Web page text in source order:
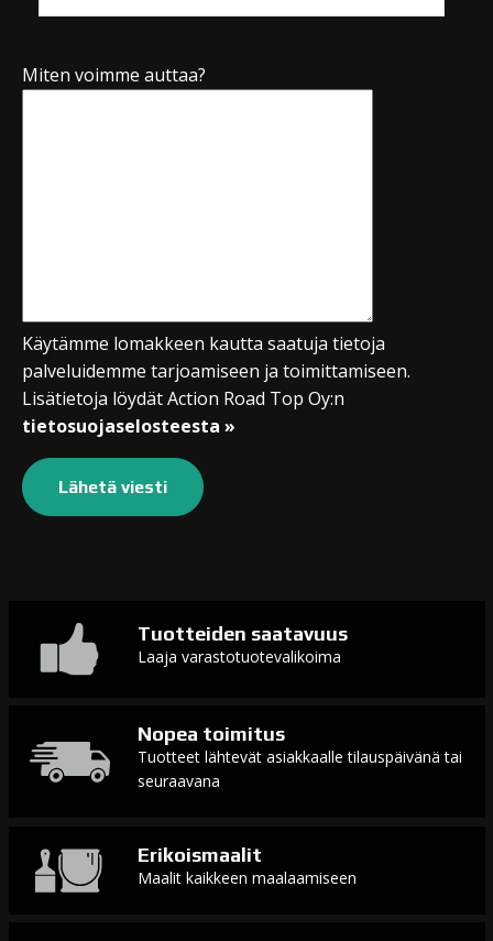
Miten voimme auttaa?
Käytämme lomakkeen kautta saatuja tietoja
palveluidemme tarjoamiseen ja toimittamiseen.
Lisätietoja löydät Action Road Top Oy:n
tietosuojaselosteesta »
Tuotteiden saatavuus
Laaja varastotuotevalikoima
Nopea toimitus
Tuotteet lähtevät asiakkaalle tilauspäivänä tai
seuraavana
Erikoismaalit
Maalit kaikkeen maalaamiseen